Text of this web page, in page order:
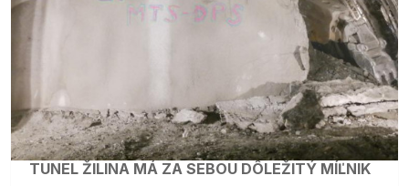
TUNEL ŽILINA MÁ ZA SEBOU DÔLEŽITÝ MÍĽNIK